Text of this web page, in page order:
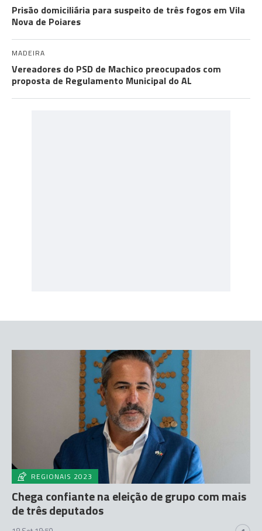
Prisão domiciliária para suspeito de três fogos em Vila
Nova de Poiares
MADEIRA
Vereadores do PSD de Machico preocupados com
proposta de Regulamento Municipal do AL
REGIONAIS 2023
Chega confiante na eleição de grupo com mais
de três deputados